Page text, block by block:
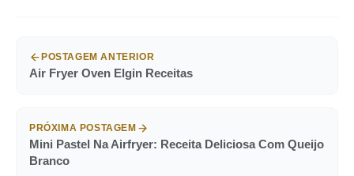
POSTAGEM ANTERIOR
Air Fryer Oven Elgin Receitas
PRÓXIMA POSTAGEM
Mini Pastel Na Airfryer: Receita Deliciosa Com Queijo
Branco